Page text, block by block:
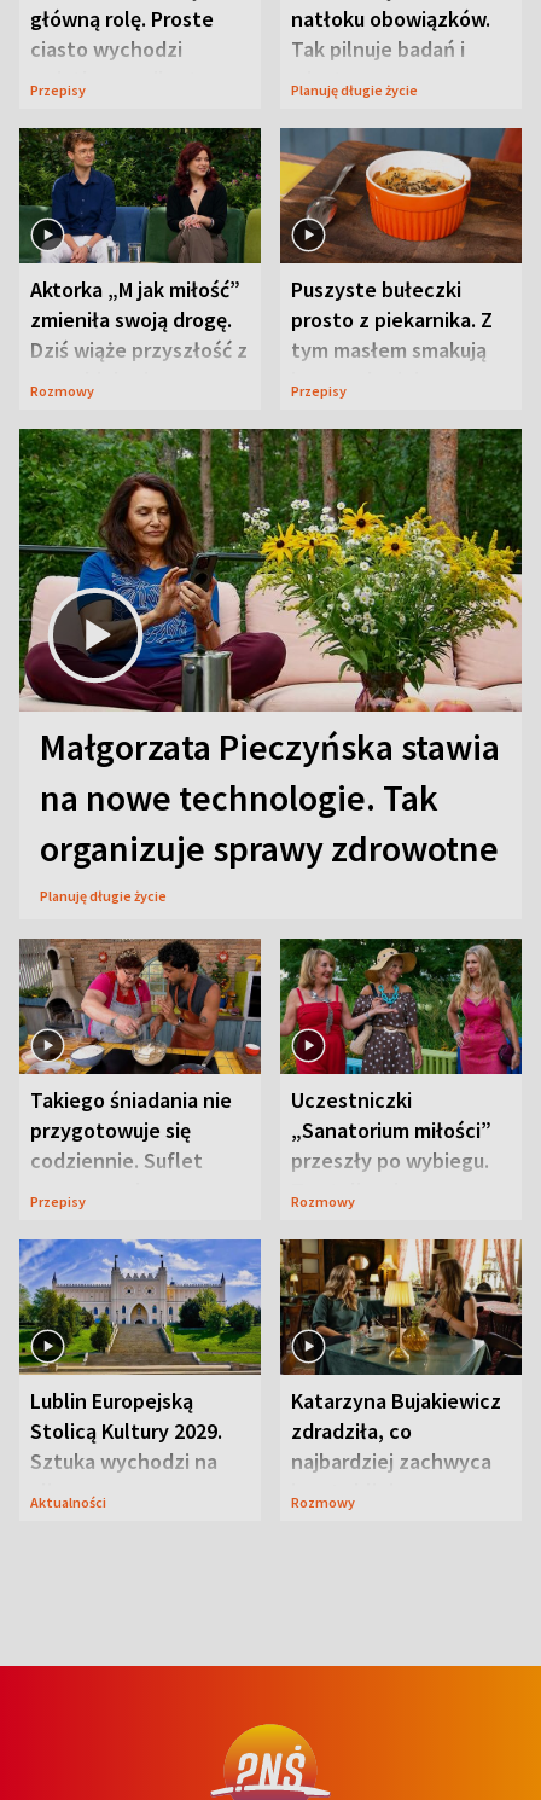
główną rolę. Proste
ciasto wychodzi
wyjątkowo wilgotne
Przepisy
natłoku obowiązków.
Tak pilnuje badań i
wizyt
Planuję długie życie
Aktorka „M jak miłość”
zmieniła swoją drogę.
Dziś wiąże przyszłość z
neurobiologią
Rozmowy
Puszyste bułeczki
prosto z piekarnika. Z
tym masłem smakują
jeszcze lepiej
Przepisy
Małgorzata Pieczyńska stawia
na nowe technologie. Tak
organizuje sprawy zdrowotne
Planuję długie życie
Takiego śniadania nie
przygotowuje się
codziennie. Suflet
serowy zachwyca
Przepisy
Uczestniczki
„Sanatorium miłości”
przeszły po wybiegu.
Te stylizacje
Rozmowy
Lublin Europejską
Stolicą Kultury 2029.
Sztuka wychodzi na
ulice
Aktualności
Katarzyna Bujakiewicz
zdradziła, co
najbardziej zachwyca
ją w Lublinie
Rozmowy